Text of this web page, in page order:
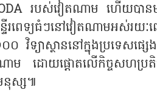
ODA របស់វៀតណាម ហើយបាន
រពេទ្យធំៗនៅវៀតណាមអស់រយៈ
វិទ្យាស្ថាននៅក្នុងប្រទេសផ្សេ
ាម ដោយផ្តោតលើកិច្ចសហប្រតិ
នុស្ស៕